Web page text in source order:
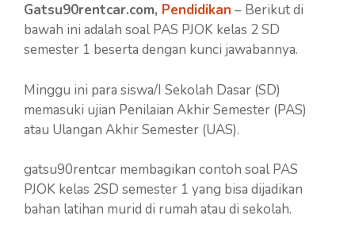
Gatsu90rentcar.com, Pendidikan – Berikut di
bawah ini adalah soal PAS PJOK kelas 2 SD
semester 1 beserta dengan kunci jawabannya.
Minggu ini para siswa/I Sekolah Dasar (SD)
memasuki ujian Penilaian Akhir Semester (PAS)
atau Ulangan Akhir Semester (UAS).
gatsu90rentcar membagikan contoh soal PAS
PJOK kelas 2SD semester 1 yang bisa dijadikan
bahan latihan murid di rumah atau di sekolah.